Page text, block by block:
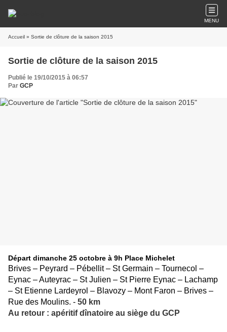
MENU
Accueil » Sortie de clôture de la saison 2015
Sortie de clôture de la saison 2015
Publié le 19/10/2015 à 06:57
Par GCP
Départ dimanche 25 octobre à 9h Place Michelet
Brives – Peyrard – Pébellit – St Germain – Tournecol –
Eynac – Auteyrac – St Julien – St Pierre Eynac – Lachamp
– St Etienne Lardeyrol – Blavozy – Mont Faron – Brives –
Rue des Moulins. - 50 km
Au retour : apéritif dînatoire au siège du GCP